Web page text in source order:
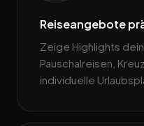
Reiseangebote
Zeige Highlights
Pauschalreisen,
individuelle